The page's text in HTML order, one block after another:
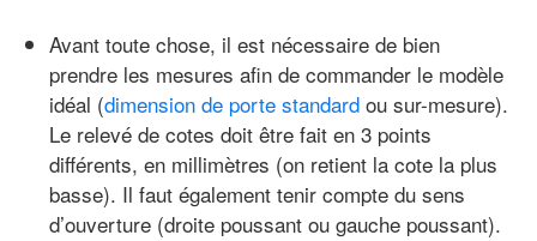
Avant toute chose, il est nécessaire de bien
prendre les mesures afin de commander le modèle
idéal (dimension de porte standard ou sur-mesure).
Le relevé de cotes doit être fait en 3 points
différents, en millimètres (on retient la cote la plus
basse). Il faut également tenir compte du sens
d’ouverture (droite poussant ou gauche poussant).